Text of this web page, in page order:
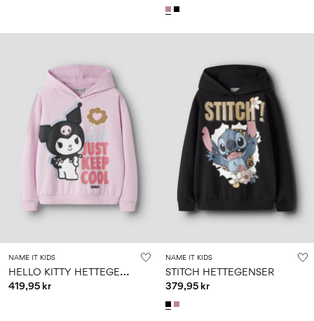
NAME IT KIDS
H
ELLO KITTY HETTEGENSER
419,95 kr
NAME IT KIDS
STITCH HETTEGENSER
379,95 kr